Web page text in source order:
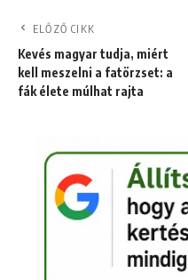
ELŐZŐ CIKK
Kevés magyar tudja, miért
kell meszelni a fatörzset: a
fák élete múlhat rajta